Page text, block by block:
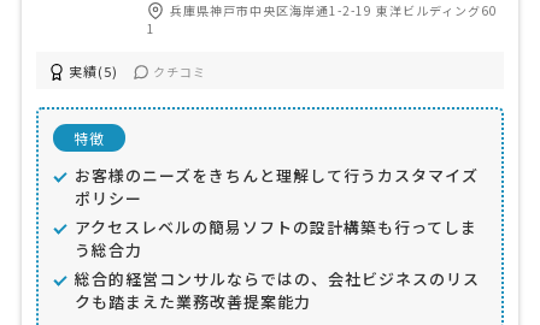
兵庫県神戸市中央区海岸通1-2-19 東洋ビルディング60
1
実績(5) クチコミ
特徴
お客様のニーズをきちんと理解して行うカスタマイズ
ポリシー
アクセスレベルの簡易ソフトの設計構築も行ってしま
う総合力
総合的経営コンサルならではの、会社ビジネスのリス
クも踏まえた業務改善提案能力